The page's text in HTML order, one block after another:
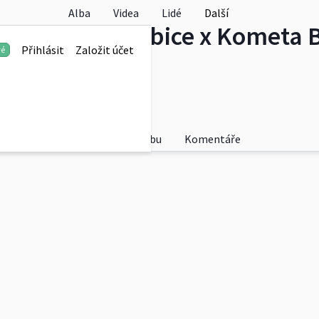
Alba Videa Lidé Další
Přihlásit Založit účet
Pardubice x Kometa
O albu
Komentáře